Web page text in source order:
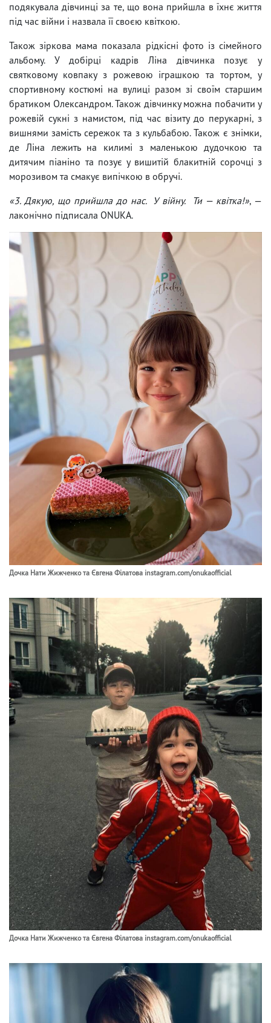
подякувала дівчинці за те, що вона прийшла в їхнє життя
під час війни і назвала її своєю квіткою.
Також зіркова мама показала рідкісні фото із сімейного
альбому. У добірці кадрів Ліна дівчинка позує у
святковому ковпаку з рожевою іграшкою та тортом, у
спортивному костюмі на вулиці разом зі своїм старшим
братиком Олександром. Також дівчинку можна побачити у
рожевій сукні з намистом, під час візиту до перукарні, з
вишнями замість сережок та з кульбабою. Також є знімки,
де Ліна лежить на килимі з маленькою дудочкою та
дитячим піаніно та позує у вишитій блакитній сорочці з
морозивом та смакує випічкою в обручі.
«3. Дякую, що прийшла до нас. У війну. Ти — квітка!», —
лаконічно підписала ONUKA.
Дочка Нати Жижченко та Євгена Філатова instagram.com/onukaofficial
Дочка Нати Жижченко та Євгена Філатова instagram.com/onukaofficial